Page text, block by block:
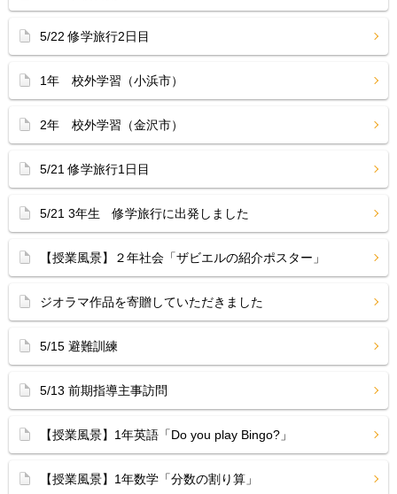
5/22 修学旅行2日目
1年 校外学習（小浜市）
2年 校外学習（金沢市）
5/21 修学旅行1日目
5/21 3年生 修学旅行に出発しました
【授業風景】２年社会「ザビエルの紹介ポスター」
ジオラマ作品を寄贈していただきました
5/15 避難訓練
5/13 前期指導主事訪問
【授業風景】1年英語「Do you play Bingo?」
【授業風景】1年数学「分数の割り算」